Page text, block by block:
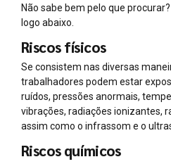
Não sabe bem pelo que
logo abaixo.
Riscos físicos
Se consistem nas diversas
trabalhadores podem estar
ruídos, pressões anormais,
vibrações, radiações ionizantes,
assim como o infrassom e o
Riscos químicos